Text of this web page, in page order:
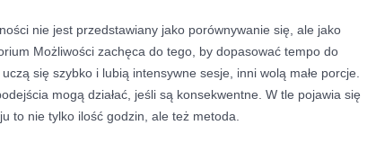
nie jest przedstawiany jako porównywanie się, ale jako
Możliwości zachęca do tego, by dopasować tempo do
się szybko i lubią intensywne sesje, inni wolą małe porcje.
mogą działać, jeśli są konsekwentne. W tle pojawia się
to nie tylko ilość godzin, ale też metoda.